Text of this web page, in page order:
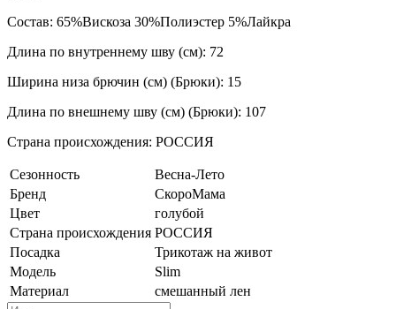
Состав: 65%Вискоза 30%Полиэстер 5%Лайкра
Длина по внутреннему шву (см): 72
Ширина низа брючин (см) (Брюки): 15
Длина по внешнему шву (см) (Брюки): 107
Страна происхождения: РОССИЯ
Сезонность
Весна-Лето
Бренд
СкороМама
Цвет
голубой
Страна происхождения РОССИЯ
Посадка
Трикотаж на живот
Модель
Slim
Материал
смешанный лен